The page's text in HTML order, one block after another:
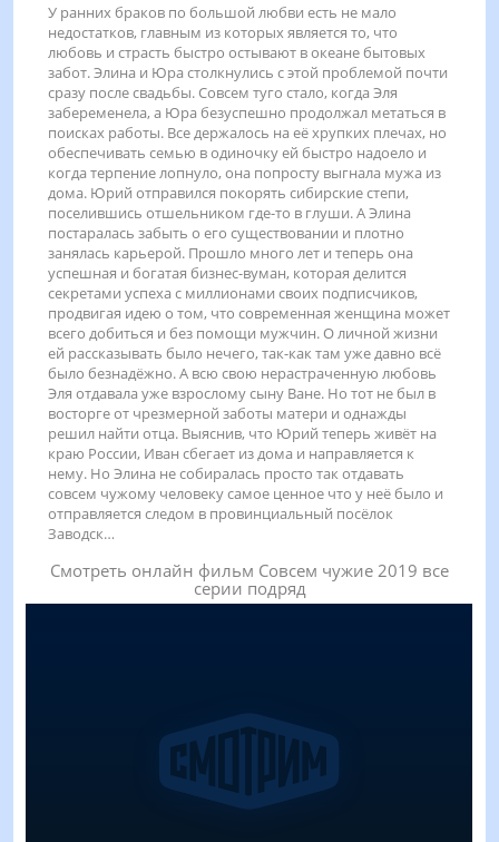
У ранних браков по большой любви есть не мало
недостатков, главным из которых является то, что
любовь и страсть быстро остывают в океане бытовых
забот. Элина и Юра столкнулись с этой проблемой почти
сразу после свадьбы. Совсем туго стало, когда Эля
забеременела, а Юра безуспешно продолжал метаться в
поисках работы. Все держалось на её хрупких плечах, но
обеспечивать семью в одиночку ей быстро надоело и
когда терпение лопнуло, она попросту выгнала мужа из
дома. Юрий отправился покорять сибирские степи,
поселившись отшельником где-то в глуши. А Элина
постаралась забыть о его существовании и плотно
занялась карьерой. Прошло много лет и теперь она
успешная и богатая бизнес-вуман, которая делится
секретами успеха с миллионами своих подписчиков,
продвигая идею о том, что современная женщина может
всего добиться и без помощи мужчин. О личной жизни
ей рассказывать было нечего, так-как там уже давно всё
было безнадёжно. А всю свою нерастраченную любовь
Эля отдавала уже взрослому сыну Ване. Но тот не был в
восторге от чрезмерной заботы матери и однажды
решил найти отца. Выяснив, что Юрий теперь живёт на
краю России, Иван сбегает из дома и направляется к
нему. Но Элина не собиралась просто так отдавать
совсем чужому человеку самое ценное что у неё было и
отправляется следом в провинциальный посёлок
Заводск…
Смотреть онлайн фильм Совсем чужие 2019 все
серии подряд